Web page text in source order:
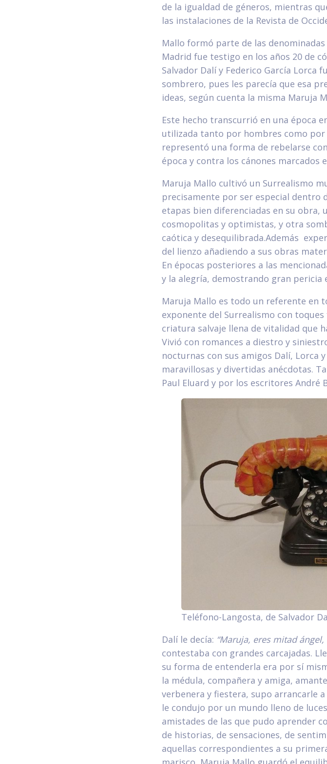
de la igualdad de géneros, mientras
las instalaciones de la Revista de
Mallo formó parte de las denominadas
Madrid fue testigo en los años 20 de
Salvador Dalí y Federico García Lorca
sombrero, pues les parecía que esa
ideas, según cuenta la misma Maruja
Este hecho transcurrió en una época
utilizada tanto por hombres como
representó una forma de rebelarse
época y contra los cánones
Maruja Mallo cultivó un Surrealismo
precisamente por ser especial dentro
etapas bien diferenciadas en su obra,
cosmopolitas y optimistas, y otra
caótica y desequilibrada.Además
del lienzo añadiendo a sus obras
En épocas posteriores a las
y la alegría, demostrando gran
Maruja Mallo es todo un referente en
exponente del Surrealismo con
criatura salvaje llena de vitalidad que
Vivió con romances a diestro y
nocturnas con sus amigos Dalí, Lorca
maravillosas y divertidas anécdotas.
Paul Eluard y por los escritores André
Teléfono-Langosta, de Salvador
Dalí le decía: “Maruja, eres mitad
contestaba con grandes carcajadas.
su forma de entenderla era por sí
la médula, compañera y amiga,
verbenera y fiestera, supo arrancarle
le condujo por un mundo lleno de
amistades de las que pudo aprender
de historias, de sensaciones, de
aquellas correspondientes a su